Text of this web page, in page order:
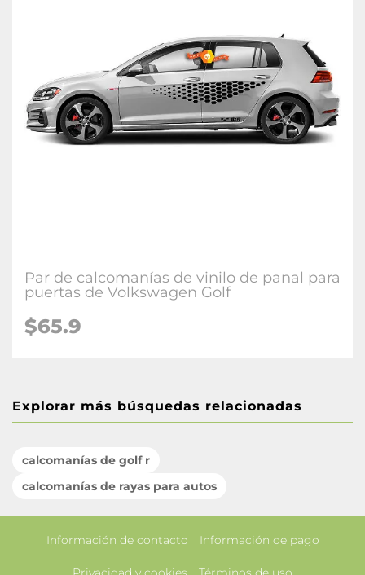
Par de calcomanías de vinilo de panal para
puertas de Volkswagen Golf
$65.9
Explorar más búsquedas relacionadas
calcomanías de golf r
calcomanías de rayas para autos
Información de contacto Información de pago